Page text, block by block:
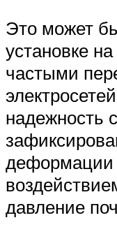
Это может
установке
частыми
надежность
деформации
давление